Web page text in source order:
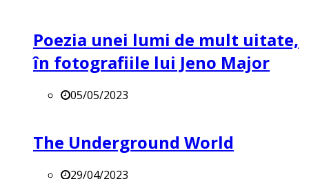
Poezia unei lumi de mult uitate,
în fotografiile lui Jeno Major
05/05/2023
The Underground World
29/04/2023